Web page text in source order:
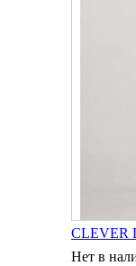
CLEVER
Нет в